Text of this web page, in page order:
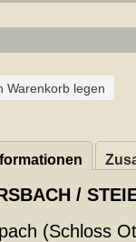
Warenkorb legen
/
(Schloss